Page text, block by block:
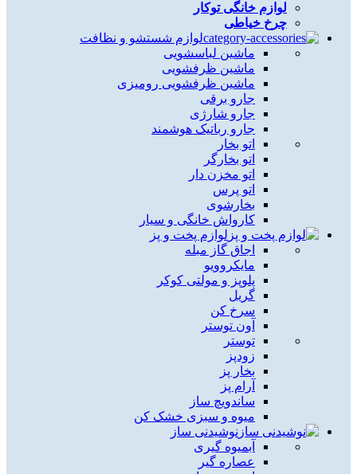
لوازم خانگی توکار
چرخ خیاطی
لوازم شستشو و نظافت
ماشین لباسشویی
ماشین ظرفشویی
ماشین ظرفشویی رومیزی
جارو برقی
جارو شارژی
جارو رباتیک هوشمند
اتو بخار
اتو بخارگر
اتو مخزن دار
اتو پرس
بخارشوی
کارواش خانگی و سیار
لوازم پخت و پز
اجاق گاز مبله
مایکروویو
پلوپز و مولتی کوکر
گریل
سرخ کن
آون توستر
توستر
زودپز
بخار پز
آرام پز
ساندویچ ساز
میوه و سبزی خشک کن
نوشیدنی ساز
آبمیوه گیری
عصاره گیر